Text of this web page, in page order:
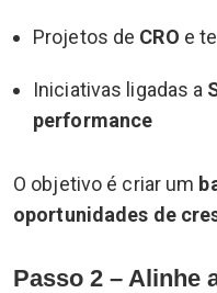
Projetos de CRO e
Iniciativas ligadas a
performance
O objetivo é criar um
oportunidades de
Passo 2 – Alinhe